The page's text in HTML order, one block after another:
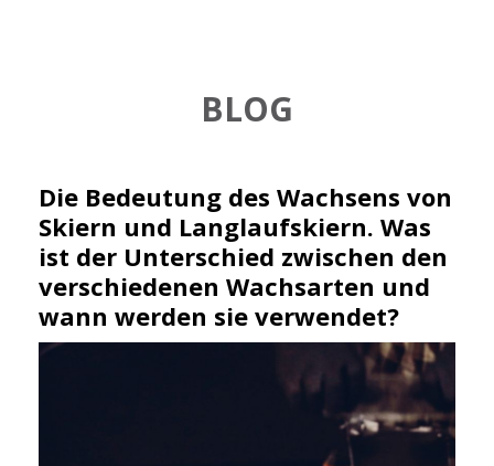
BLOG
Die Bedeutung des Wachsens von
Skiern und Langlaufskiern. Was
ist der Unterschied zwischen den
verschiedenen Wachsarten und
wann werden sie verwendet?